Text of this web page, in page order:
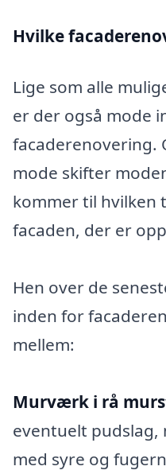
Hvilke
Lige som alle
er der også mode
facaderenovering.
mode skifter
kommer til hvilken
facaden, der er
Hen over de
inden for
mellem:
Murværk i rå
eventuelt pudslag,
med syre og